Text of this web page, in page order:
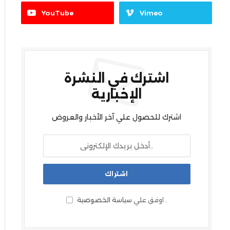
YouTube Vimeo
اشترك في النشرة
الإخبارية
اشترك للحصول علي آخر الأخبار والعروض
اوفق علي سياسة الخصوصية .